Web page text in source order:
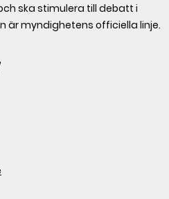
ska stimulera till debatt i
är myndighetens officiella linje.